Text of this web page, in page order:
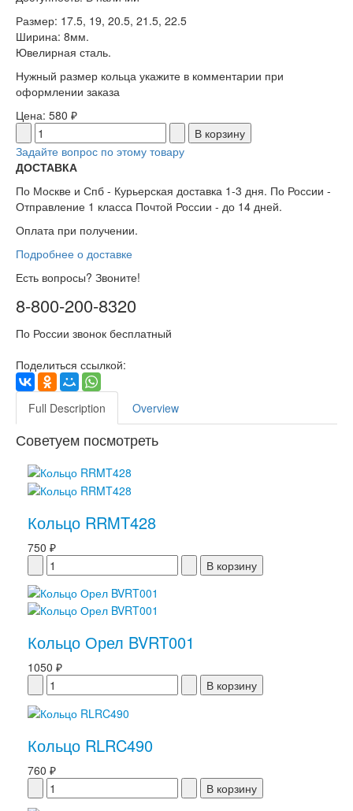
Размер: 17.5, 19, 20.5, 21.5, 22.5
Ширина: 8мм.
Ювелирная сталь.
Нужный размер кольца укажите в комментарии при
оформлении заказа
Цена: 580 ₽
Задайте вопрос по этому товару
ДОСТАВКА
По Москве и Спб - Курьерская доставка 1-3 дня. По России -
Отправление 1 класса Почтой России - до 14 дней.
Оплата при получении.
Подробнее о доставке
Есть вопросы? Звоните!
8-800-200-8320
По России звонок бесплатный
Поделиться ссылкой:
Full Description Overview
Советуем посмотреть
Кольцо RRMT428
750 ₽
Кольцо Орел BVRT001
1050 ₽
Кольцо RLRC490
760 ₽